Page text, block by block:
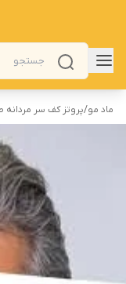
ماد مو/پروتز کف سر مردانه